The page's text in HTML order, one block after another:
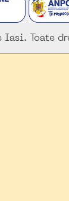
Toate